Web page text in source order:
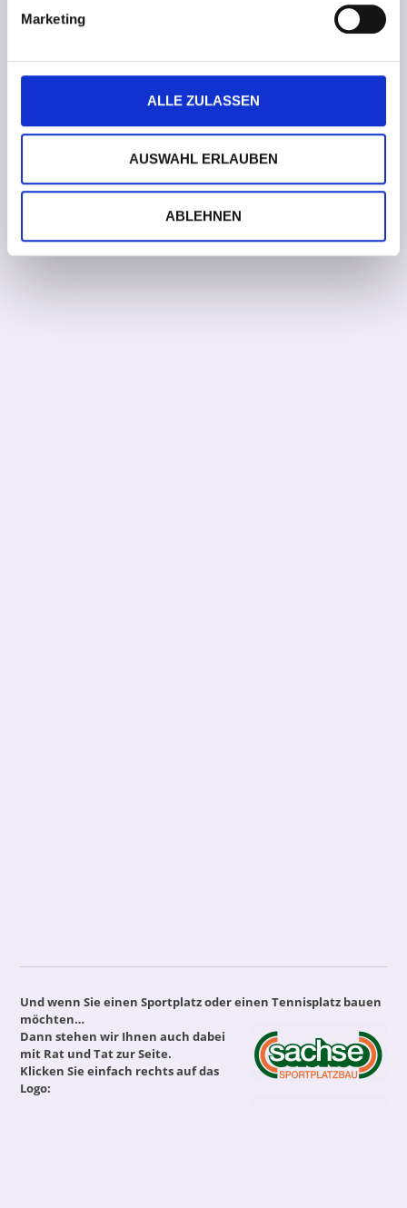
Marketing
ALLE ZULASSEN
AUSWAHL ERLAUBEN
ABLEHNEN
Und wenn Sie einen Sportplatz oder einen Tennisplatz bauen
möchten…
Dann stehen wir Ihnen auch dabei
mit Rat und Tat zur Seite.
Klicken Sie einfach rechts auf das
Logo: